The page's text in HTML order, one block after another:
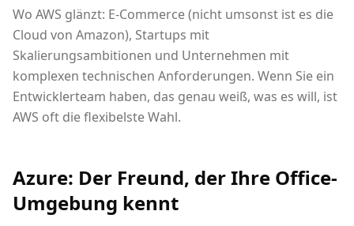
Wo AWS glänzt: E-Commerce (nicht umsonst ist es die
Cloud von Amazon), Startups mit
Skalierungsambitionen und Unternehmen mit
komplexen technischen Anforderungen. Wenn Sie ein
Entwicklerteam haben, das genau weiß, was es will, ist
AWS oft die flexibelste Wahl.
Azure: Der Freund, der Ihre Office-
Umgebung kennt